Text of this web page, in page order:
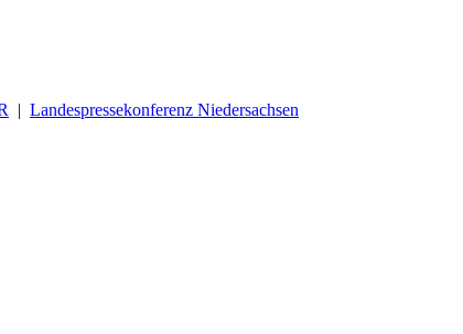
| Landespressekonferenz Niedersachsen